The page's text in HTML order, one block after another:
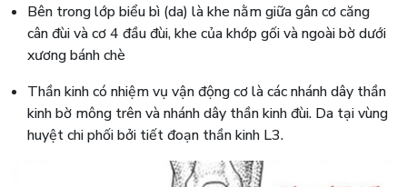
Bên trong lớp biểu bì (da) là khe nằm giữa gân cơ căng
cân đùi và cơ 4 đầu đùi, khe của khớp gối và ngoài bờ dưới
xương bánh chè
Thần kinh có nhiệm vụ vận động cơ là các nhánh dây thần
kinh bờ mông trên và nhánh dây thần kinh đùi. Da tại vùng
huyệt chi phối bởi tiết đoạn thần kinh L3.